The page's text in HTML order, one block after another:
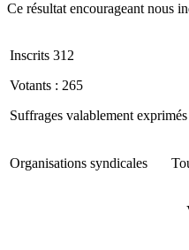
Ce résultat encourageant nous
Inscrits 312
Votants : 265
Suffrages valablement
Organisations syndicales